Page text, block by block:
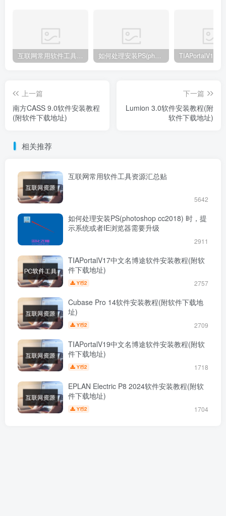
互联网常用软件工具资源汇总贴 如何处理安装PS(photoshop cc2018) 时，提示系统或者IE浏览器需要升级
上一篇
南方CASS 9.0软件安装教程
(附软件下载地址)
下一篇
Lumion 3.0软件安装教程(附
软件下载地址)
相关推荐
互联网常用软件工具资源汇总贴
5642
如何处理安装PS(photoshop cc2018) 时，提
示系统或者IE浏览器需要升级
2911
TIAPortalV17中文名博途软件安装教程(附软
件下载地址)
Y币2 2757
Cubase Pro 14软件安装教程(附软件下载地
址)
Y币2 2709
TIAPortalV19中文名博途软件安装教程(附软
件下载地址)
Y币2 1718
EPLAN Electric P8 2024软件安装教程(附软
件下载地址)
Y币2 1704